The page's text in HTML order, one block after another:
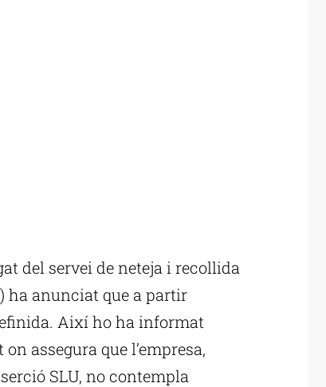
del servei de neteja i recollida
ha anunciat que a partir
Així ho ha informat
assegura que l’empresa,
SLU, no contempla